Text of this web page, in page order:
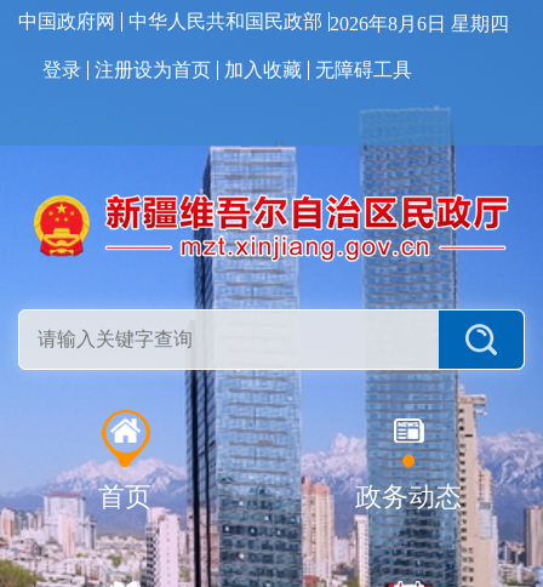
中国政府网 中华人民共和国民政部 2026年8月6日 星期四
登录 注册设为首页 加入收藏 无障碍工具
首页 政务动态